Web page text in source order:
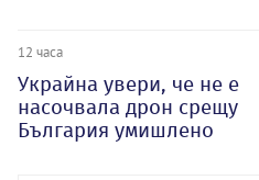
12 часа
Украйна увери, че не е
насочвала дрон срещу
България умишлено